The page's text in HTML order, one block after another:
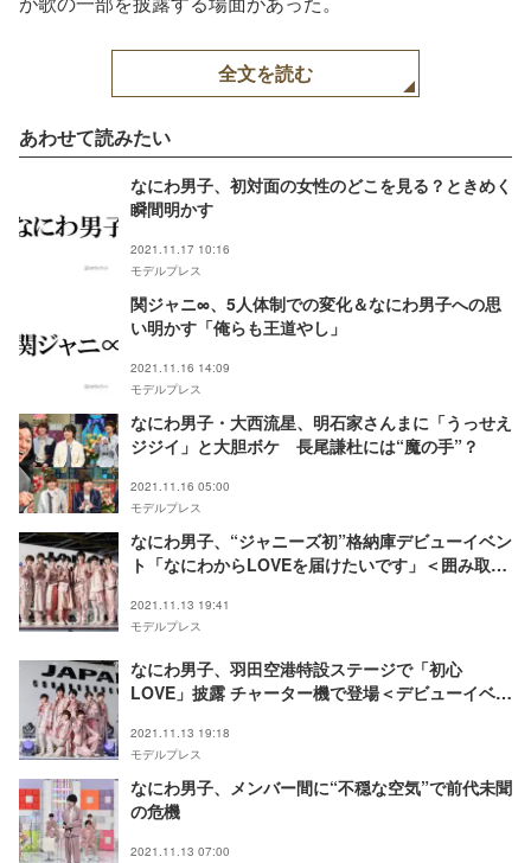
全文を読む
あわせて読みたい
なにわ男子、初対面の女性のどこを見る？ときめく
瞬間明かす
2021.11.17 10:16
モデルプレス
関ジャニ∞、5人体制での変化＆なにわ男子への思
い明かす「俺らも王道やし」
2021.11.16 14:09
モデルプレス
なにわ男子・大西流星、明石家さんまに「うっせえ
ジジイ」と大胆ボケ 長尾謙杜には“魔の手”？
2021.11.16 05:00
モデルプレス
なにわ男子、“ジャニーズ初”格納庫デビューイベン
ト「なにわからLOVEを届けたいです」＜囲み取材
2021.11.13 19:41
モデルプレス
なにわ男子、羽田空港特設ステージで「初心
LOVE」披露 チャーター機で登場＜デビューイベン
2021.11.13 19:18
モデルプレス
なにわ男子、メンバー間に“不穏な空気”で前代未聞
の危機
2021.11.13 07:00